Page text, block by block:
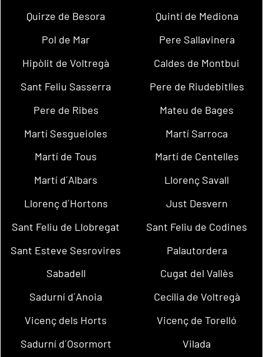
Quirze de Besora
Quintí de Mediona
Pol de Mar
Pere Sallavinera
Hipòlit de Voltregà
Caldes de Montbui
Sant Feliu Sasserra
Pere de Riudebitlles
Pere de Ribes
Mateu de Bages
Martí Sesgueioles
Martí Sarroca
Martí de Tous
Martí de Centelles
Martí d´Albars
Llorenç Savall
Llorenç d´Hortons
Just Desvern
Sant Feliu de Llobregat
Sant Feliu de Codines
Sant Esteve Sesrovires
Palautordera
Sabadell
Cugat del Vallès
Sadurní d´Anoia
Cecília de Voltregà
Vicenç dels Horts
Vicenç de Torelló
Sadurní d´Osormort
Vilada